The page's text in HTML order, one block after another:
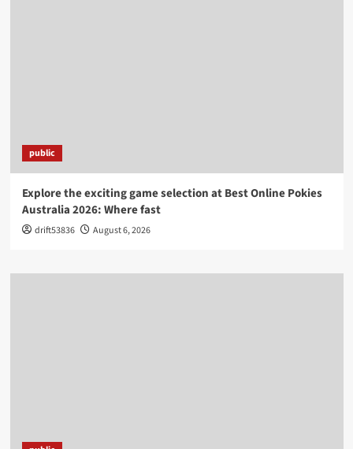
public
Explore the exciting game selection at Best Online Pokies
Australia 2026: Where fast
drift53836 August 6, 2026